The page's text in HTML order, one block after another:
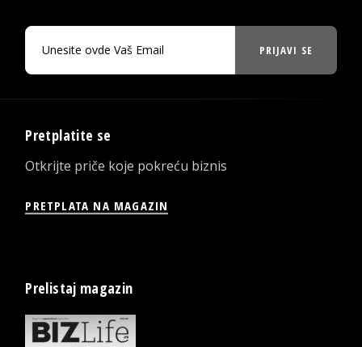
PRIJAVI SE
Pretplatite se
Otkrijte priče koje pokreću biznis
PRETPLATA NA MAGAZIN
Prelistaj magazin